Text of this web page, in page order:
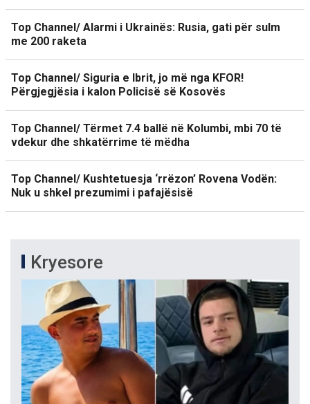
Top Channel/ Alarmi i Ukrainës: Rusia, gati për sulm
me 200 raketa
Top Channel/ Siguria e Ibrit, jo më nga KFOR!
Përgjegjësia i kalon Policisë së Kosovës
Top Channel/ Tërmet 7.4 ballë në Kolumbi, mbi 70 të
vdekur dhe shkatërrime të mëdha
Top Channel/ Kushtetuesja ‘rrëzon’ Rovena Vodën:
Nuk u shkel prezumimi i pafajësisë
Kryesore